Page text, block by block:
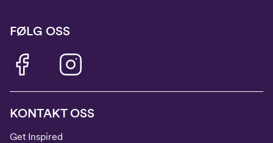
FØLG OSS
KONTAKT OSS
Get Inspired